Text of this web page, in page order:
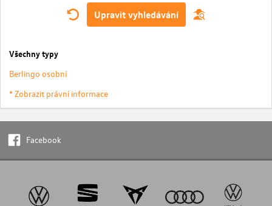
Upravit vyhledávání
Všechny typy
Berlingo osobní
* Zobrazit právní informace
Facebook